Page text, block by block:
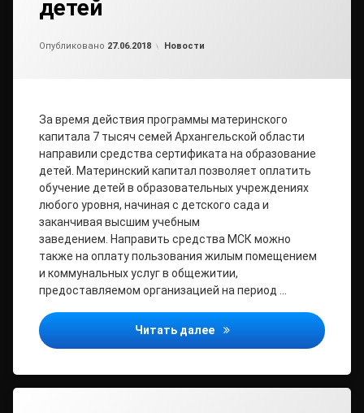
детей
Опубликовано 27.06.2018 Рубрики:
Новости
За время действия программы материнского
капитала 7 тысяч семей Архангельской области
направили средства сертификата на образование
детей. Материнский капитал позволяет оплатить
обучение детей в образовательных учреждениях
любого уровня, начиная с детского сада и
заканчивая высшим учебным
заведением. Направить средства МСК можно
также на оплату пользования жилым помещением
и коммунальных услуг в общежитии,
предоставляемом организацией на период …
Читать далее Материнский капитал